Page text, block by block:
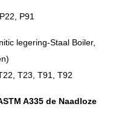
P91
legering-Staal Boiler,
T23, T91, T92
A335 de Naadloze